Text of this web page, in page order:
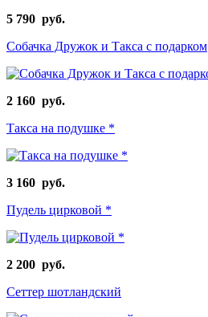
5 790 руб.
Собачка Дружок и Такса с подарком
2 160 руб.
Такса на подушке *
3 160 руб.
Пудель цирковой *
2 200 руб.
Сеттер шотландский